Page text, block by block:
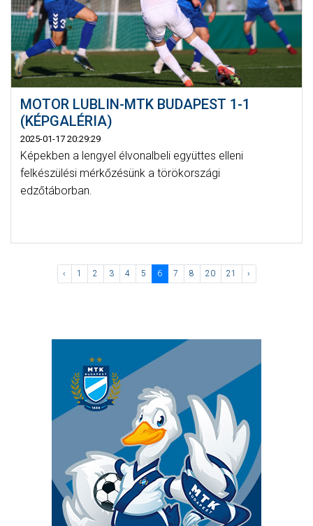
MOTOR LUBLIN-MTK BUDAPEST 1-1
(KÉPGALÉRIA)
2025-01-17 20:29:29
Képekben a lengyel élvonalbeli együttes elleni
felkészülési mérkőzésünk a törökországi
edzőtáborban.
‹ 1 2 3 4 5 6 7 8 20 21 ›